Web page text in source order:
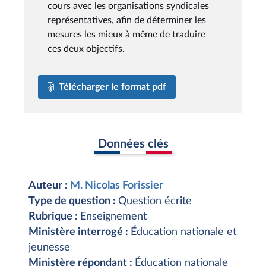
cours avec les organisations syndicales
représentatives, afin de déterminer les
mesures les mieux à même de traduire
ces deux objectifs.
Télécharger le format pdf
Données clés
Auteur : M. Nicolas Forissier
Type de question : Question écrite
Rubrique : Enseignement
Ministère interrogé : Éducation nationale et
jeunesse
Ministère répondant : Éducation nationale